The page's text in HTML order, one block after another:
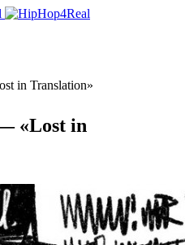
in Translation»
«Lost in